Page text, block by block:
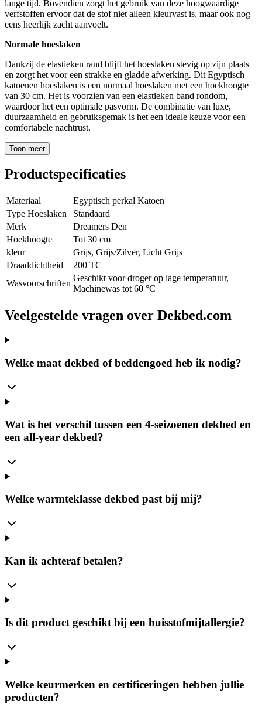
lange tijd. Bovendien zorgt het gebruik van deze hoogwaardige
verfstoffen ervoor dat de stof niet alleen kleurvast is, maar ook nog
eens heerlijk zacht aanvoelt.
Normale hoeslaken
Dankzij de elastieken rand blijft het hoeslaken stevig op zijn plaats
en zorgt het voor een strakke en gladde afwerking. Dit Egyptisch
katoenen hoeslaken is een normaal hoeslaken met een hoekhoogte
van 30 cm. Het is voorzien van een elastieken band rondom,
waardoor het een optimale pasvorm. De combinatie van luxe,
duurzaamheid en gebruiksgemak is het een ideale keuze voor een
comfortabele nachtrust.
Toon meer
Productspecificaties
Materiaal
Egyptisch perkal Katoen
Type Hoeslaken
Standaard
Merk
Dreamers Den
Hoekhoogte
Tot 30 cm
kleur
Grijs, Grijs/Zilver, Licht Grijs
Draaddichtheid
200 TC
Wasvoorschriften
Geschikt voor droger op lage temperatuur,
Machinewas tot 60 °C
Veelgestelde vragen over Dekbed.com
Welke maat dekbed of beddengoed heb ik nodig?
Wat is het verschil tussen een 4-seizoenen dekbed en
een all-year dekbed?
Welke warmteklasse dekbed past bij mij?
Kan ik achteraf betalen?
Is dit product geschikt bij een huisstofmijtallergie?
Welke keurmerken en certificeringen hebben jullie
producten?